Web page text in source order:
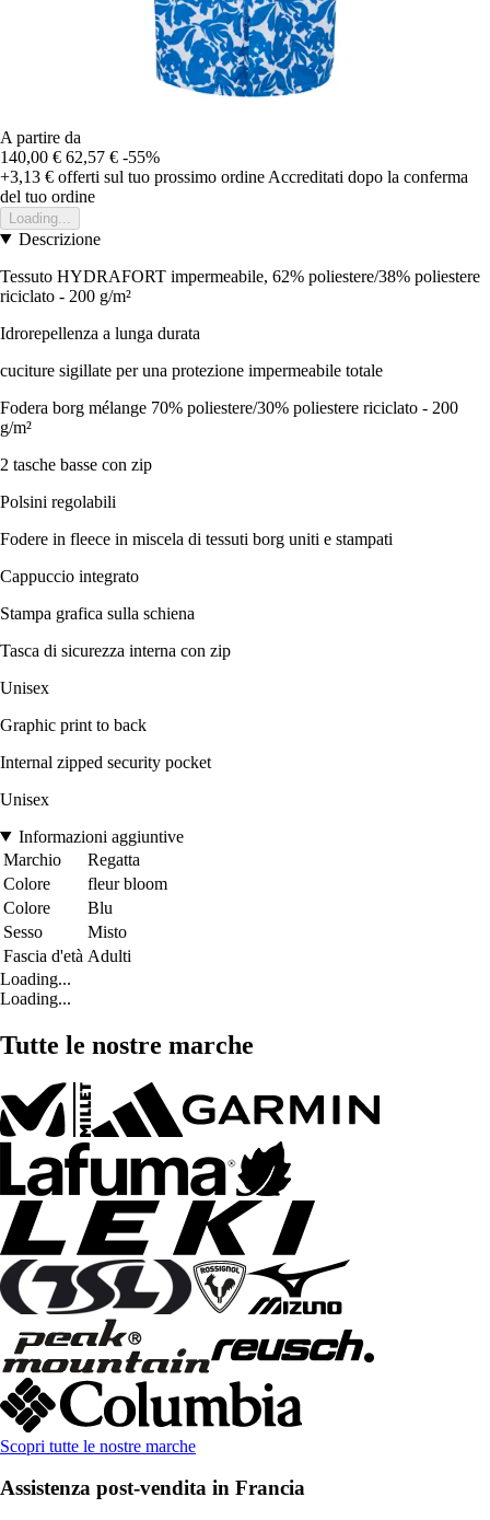
A partire da
140,00 € 62,57 € -55%
+3,13 € offerti sul tuo prossimo ordine Accreditati dopo la conferma
del tuo ordine
Loading...
Descrizione
Tessuto HYDRAFORT impermeabile, 62% poliestere/38% poliestere
riciclato - 200 g/m²
Idrorepellenza a lunga durata
cuciture sigillate per una protezione impermeabile totale
Fodera borg mélange 70% poliestere/30% poliestere riciclato - 200
g/m²
2 tasche basse con zip
Polsini regolabili
Fodere in fleece in miscela di tessuti borg uniti e stampati
Cappuccio integrato
Stampa grafica sulla schiena
Tasca di sicurezza interna con zip
Unisex
Graphic print to back
Internal zipped security pocket
Unisex
Informazioni aggiuntive
Marchio
Regatta
Colore
fleur bloom
Colore
Blu
Sesso
Misto
Fascia d'età Adulti
Loading...
Loading...
Tutte le nostre marche
Scopri tutte le nostre marche
Assistenza post-vendita in Francia